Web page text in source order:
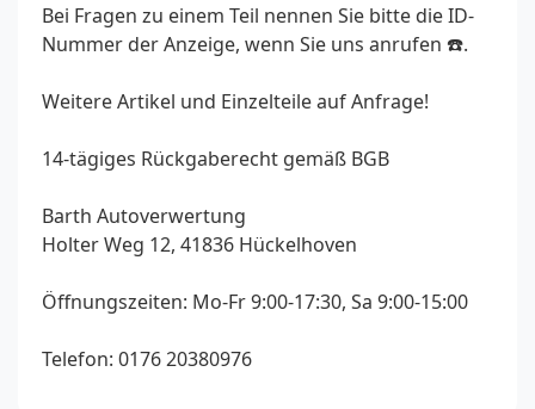
Bei Fragen zu einem Teil nennen Sie bitte die ID-
Nummer der Anzeige, wenn Sie uns anrufen ☎️.
Weitere Artikel und Einzelteile auf Anfrage!
14-tägiges Rückgaberecht gemäß BGB
Barth Autoverwertung
Holter Weg 12, 41836 Hückelhoven
Öffnungszeiten: Mo-Fr 9:00-17:30, Sa 9:00-15:00
Telefon: 0176 20380976